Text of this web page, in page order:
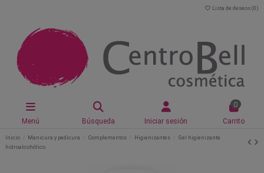
Lista de deseos (0 )
Menú Búsqueda Iniciar sesión
0
Carrito
Inicio Manicura y pedicura Complementos Higienizantes
Gel higienizante
hidroalcohólico